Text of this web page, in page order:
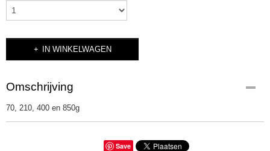
IN WINKELWAGEN
Omschrijving
70, 210, 400 en 850g
Save